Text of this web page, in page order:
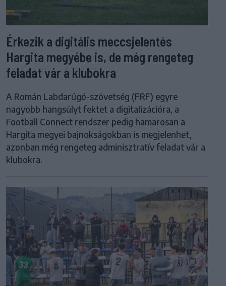
Érkezik a digitális meccsjelentés
Hargita megyébe is, de még rengeteg
feladat vár a klubokra
A Román Labdarúgó-szövetség (FRF) egyre
nagyobb hangsúlyt fektet a digitalizációra, a
Football Connect rendszer pedig hamarosan a
Hargita megyei bajnokságokban is megjelenhet,
azonban még rengeteg adminisztratív feladat vár a
klubokra.